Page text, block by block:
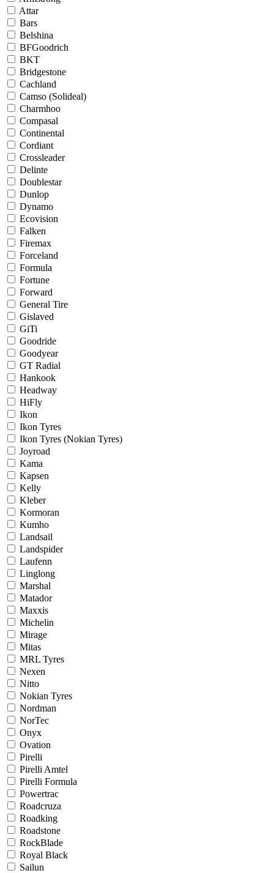
Attar
Bars
Belshina
BFGoodrich
BKT
Bridgestone
Cachland
Camso (Solideal)
Charmhoo
Compasal
Continental
Cordiant
Crossleader
Delinte
Doublestar
Dunlop
Dynamo
Ecovision
Falken
Firemax
Forceland
Formula
Fortune
Forward
General Tire
Gislaved
GiTi
Goodride
Goodyear
GT Radial
Hankook
Headway
HiFly
Ikon
Ikon Tyres
Ikon Tyres (Nokian Tyres)
Joyroad
Kama
Kapsen
Kelly
Kleber
Kormoran
Kumho
Landsail
Landspider
Laufenn
Linglong
Marshal
Matador
Maxxis
Michelin
Mirage
Mitas
MRL Tyres
Nexen
Nitto
Nokian Tyres
Nordman
NorTec
Onyx
Ovation
Pirelli
Pirelli Amtel
Pirelli Formula
Powertrac
Roadcruza
Roadking
Roadstone
RockBlade
Royal Black
Sailun